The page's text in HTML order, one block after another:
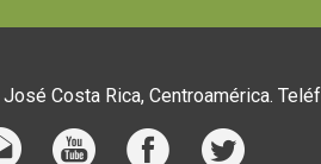
Costa Rica, Centroamérica.